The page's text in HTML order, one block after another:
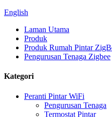
English
Laman Utama
Produk
Produk Rumah Pintar
Pengurusan Tenaga Zigbee
Kategori
Peranti Pintar WiFi
Pengurusan Tenaga
Termostat Pintar